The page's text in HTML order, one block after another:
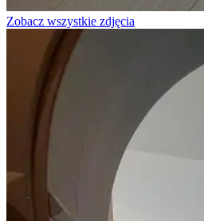
Zobacz wszystkie zdjęcia